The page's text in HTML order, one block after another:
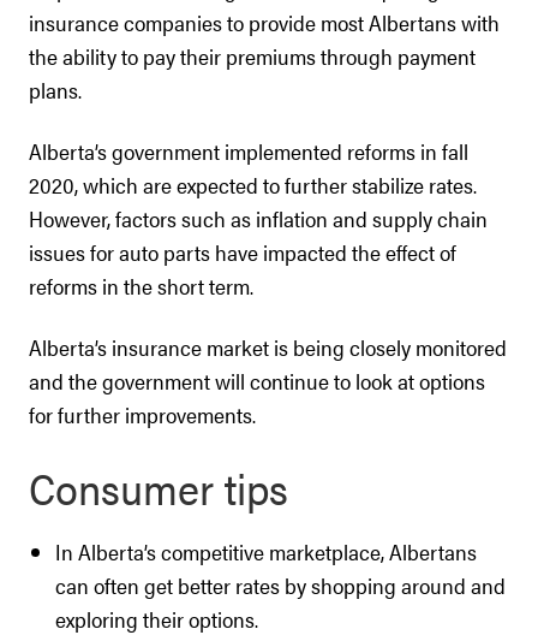
insurance companies to provide most Albertans with
the ability to pay their premiums through payment
plans.
Alberta’s government implemented reforms in fall
2020, which are expected to further stabilize rates.
However, factors such as inflation and supply chain
issues for auto parts have impacted the effect of
reforms in the short term.
Alberta’s insurance market is being closely monitored
and the government will continue to look at options
for further improvements.
Consumer tips
In Alberta’s competitive marketplace, Albertans
can often get better rates by shopping around and
exploring their options.